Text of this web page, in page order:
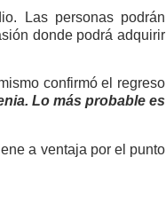
Las personas podrán
donde podrá adquirir
confirmó el regreso
Lo más probable es
a ventaja por el punto